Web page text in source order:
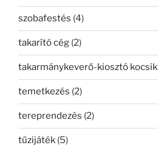
szobafestés (4)
takarító cég (2)
takarmánykeverő-kiosztó kocsik
temetkezés (2)
tereprendezés (2)
tűzijáték (5)